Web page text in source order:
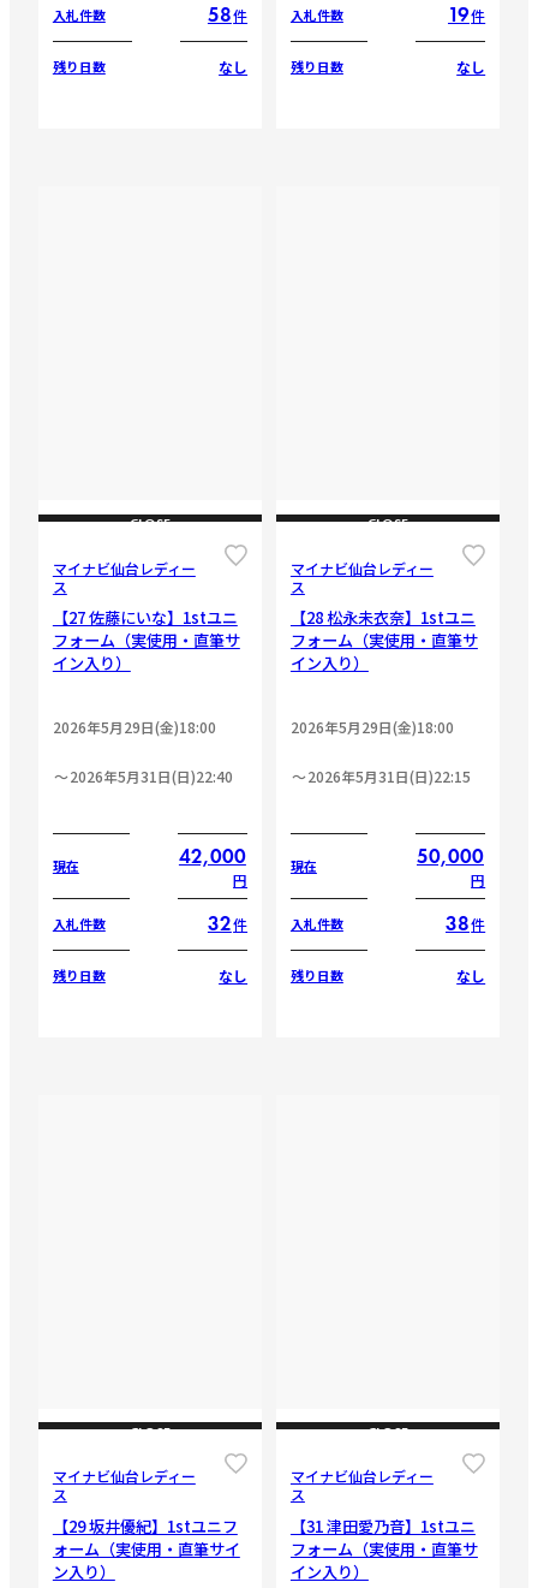
入札件数 58件
残り日数 なし
入札件数 19件
残り日数 なし
CLOSE
マイナビ仙台レディー
ス
【27 佐藤にいな】1stユニ
フォーム（実使用・直筆サ
イン入り）
2026年5月29日(金)18:00
2026年5月31日(日)22:40
現在 42,000
円
入札件数 32件
残り日数 なし
CLOSE
マイナビ仙台レディー
ス
【28 松永未衣奈】1stユニ
フォーム（実使用・直筆サ
イン入り）
2026年5月29日(金)18:00
2026年5月31日(日)22:15
現在 50,000
円
入札件数 38件
残り日数 なし
CLOSE
マイナビ仙台レディー
ス
【29 坂井優紀】1stユニフ
ォーム（実使用・直筆サイ
ン入り）
CLOSE
マイナビ仙台レディー
ス
【31 津田愛乃音】1stユニ
フォーム（実使用・直筆サ
イン入り）